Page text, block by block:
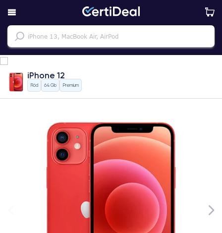
iPhone 12
Röd 64 Gb Premium